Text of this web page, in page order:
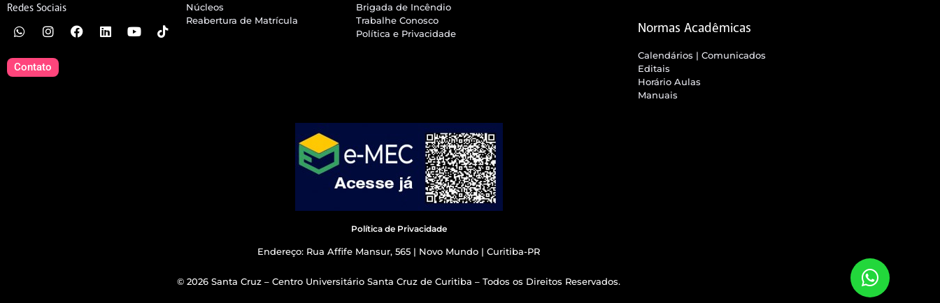
Redes Sociais
Contato
Núcleos
Reabertura de Matrícula
Brigada de Incêndio
Trabalhe Conosco
Política e Privacidade
Normas Acadêmicas
Calendários | Comunicados
Editais
Horário Aulas
Manuais
Política de Privacidade
Endereço: Rua Affife Mansur, 565 | Novo Mundo | Curitiba-PR
© 2026 Santa Cruz – Centro Universitário Santa Cruz de Curitiba – Todos os Direitos Reservados.